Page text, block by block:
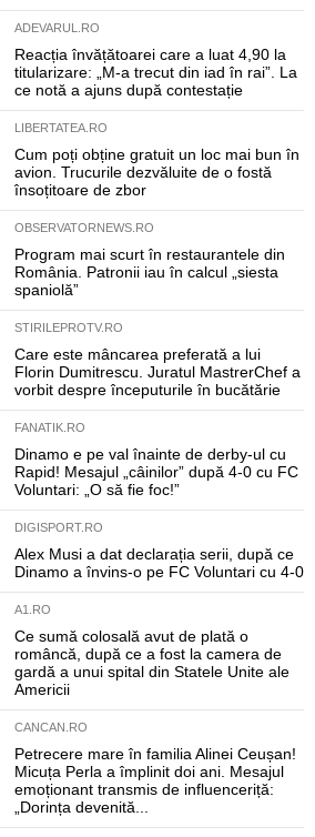
ADEVARUL.RO
Reacția învățătoarei care a luat 4,90 la
titularizare: „M-a trecut din iad în rai”. La
ce notă a ajuns după contestație
LIBERTATEA.RO
Cum poți obține gratuit un loc mai bun în
avion. Trucurile dezvăluite de o fostă
însoțitoare de zbor
OBSERVATORNEWS.RO
Program mai scurt în restaurantele din
România. Patronii iau în calcul „siesta
spaniolă”
STIRILEPROTV.RO
Care este mâncarea preferată a lui
Florin Dumitrescu. Juratul MastrerChef a
vorbit despre începuturile în bucătărie
FANATIK.RO
Dinamo e pe val înainte de derby-ul cu
Rapid! Mesajul „câinilor” după 4-0 cu FC
Voluntari: „O să fie foc!”
DIGISPORT.RO
Alex Musi a dat declarația serii, după ce
Dinamo a învins-o pe FC Voluntari cu 4-0
A1.RO
Ce sumă colosală avut de plată o
româncă, după ce a fost la camera de
gardă a unui spital din Statele Unite ale
Americii
CANCAN.RO
Petrecere mare în familia Alinei Ceușan!
Micuța Perla a împlinit doi ani. Mesajul
emoționant transmis de influenceriță:
„Dorința devenită...